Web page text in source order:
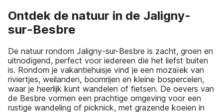
Ontdek de natuur in de Jaligny-
sur-Besbre
De natuur rondom Jaligny-sur-Besbre is zacht, groen en
uitnodigend, perfect voor iedereen die het liefst buiten
is. Rondom je vakantiehuisje vind je een mozaïek van
riviertjes, weilanden, boomrijen en kleine bospercelen,
waar je heerlijk kunt wandelen of fietsen. De oevers van
de Besbre vormen een prachtige omgeving voor een
rustige wandeling of picknick, met grazende koeien in